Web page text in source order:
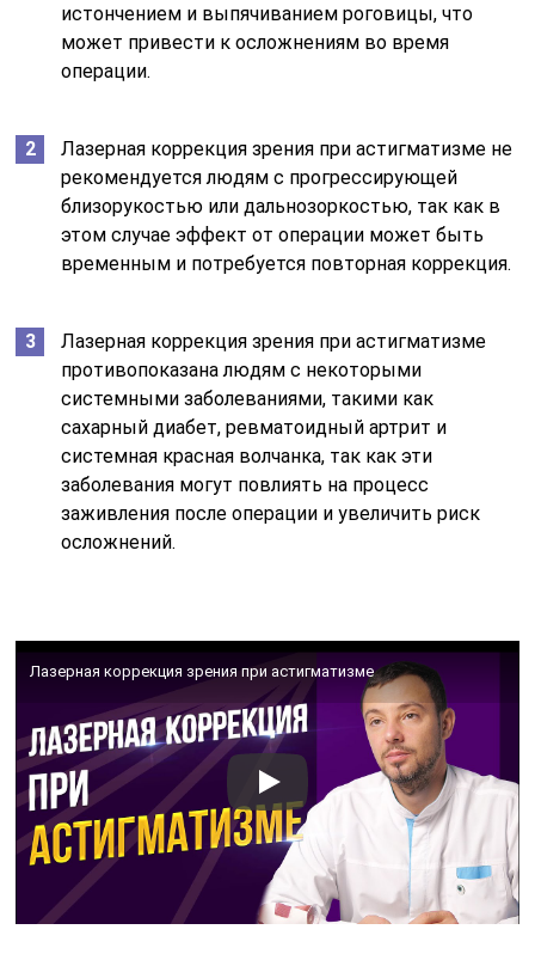
истончением и выпячиванием роговицы, что
может привести к осложнениям во время
операции.
Лазерная коррекция зрения при астигматизме не
рекомендуется людям с прогрессирующей
близорукостью или дальнозоркостью, так как в
этом случае эффект от операции может быть
временным и потребуется повторная коррекция.
Лазерная коррекция зрения при астигматизме
противопоказана людям с некоторыми
системными заболеваниями, такими как
сахарный диабет, ревматоидный артрит и
системная красная волчанка, так как эти
заболевания могут повлиять на процесс
заживления после операции и увеличить риск
осложнений.
Лазерная коррекция зрения при астигматизме